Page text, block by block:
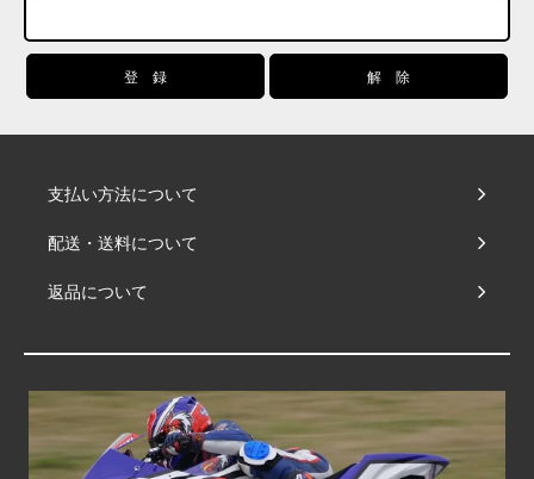
支払い方法について
配送・送料について
返品について